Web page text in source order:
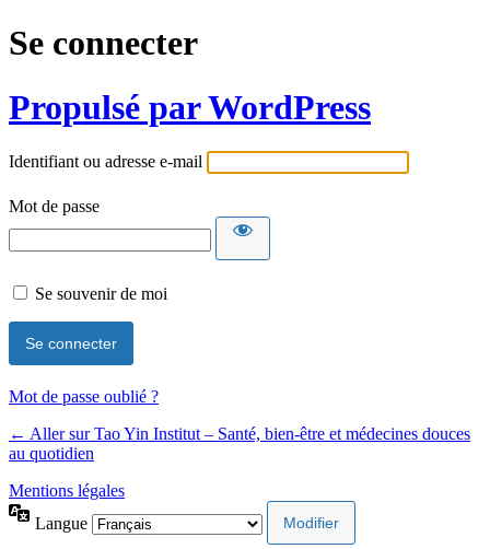
Se connecter
Propulsé par WordPress
Identifiant ou adresse e-mail
Mot de passe
Se souvenir de moi
Mot de passe oublié ?
← Aller sur Tao Yin Institut – Santé, bien-être et médecines douces
au quotidien
Mentions légales
Langue